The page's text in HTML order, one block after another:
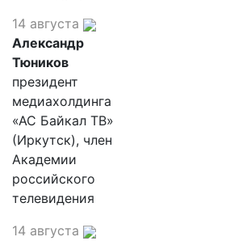
14 августа
Александр
Тюников
президент
медиахолдинга
«АС Байкал ТВ»
(Иркутск), член
Академии
российского
телевидения
14 августа